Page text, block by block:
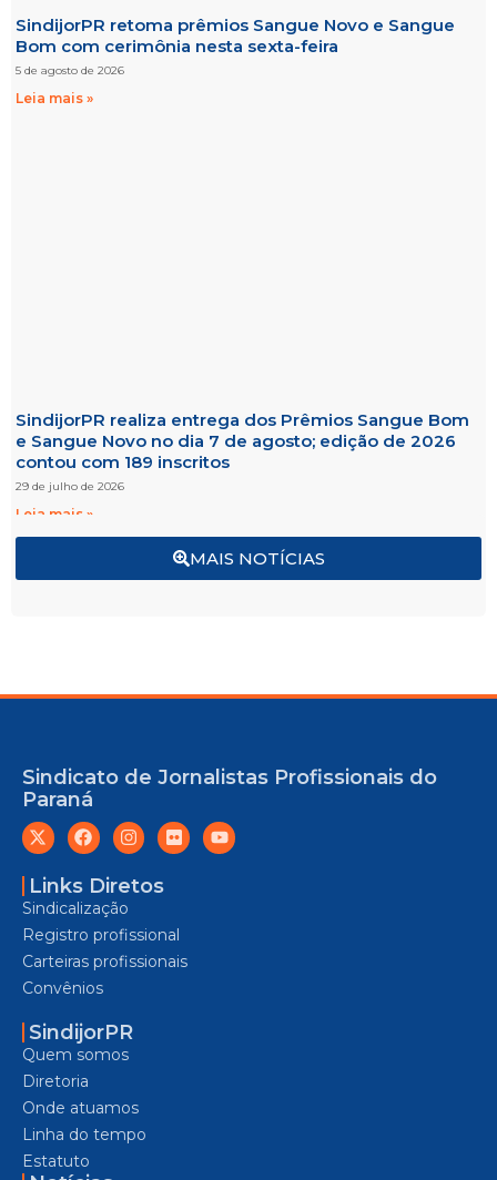
MAIS NOTÍCIAS
SindijorPR retoma prêmios Sangue Novo e Sangue
Bom com cerimônia nesta sexta-feira
5 de agosto de 2026
Leia mais »
SindijorPR realiza entrega dos Prêmios Sangue Bom
e Sangue Novo no dia 7 de agosto; edição de 2026
contou com 189 inscritos
29 de julho de 2026
Leia mais »
Sindicato de Jornalistas Profissionais do
Paraná
Links Diretos
Sindicalização
Registro profissional
Carteiras profissionais
Convênios
SindijorPR
Quem somos
Diretoria
Onde atuamos
Linha do tempo
Estatuto